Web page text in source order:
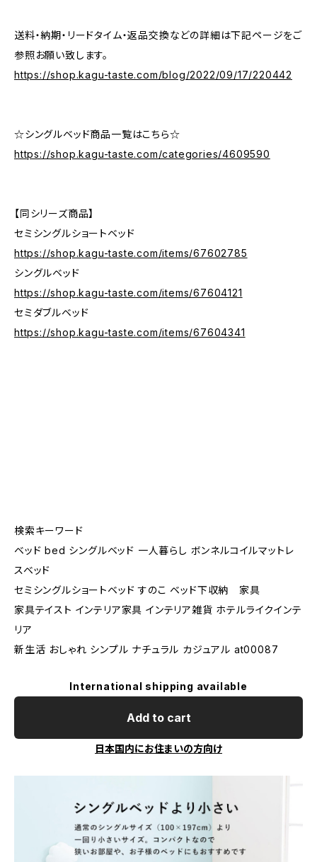
送料・納期・リードタイム・返品交換などの詳細は下記ページをご
参照お願い致します。
https://shop.kagu-taste.com/blog/2022/09/17/220442
☆シングルベッド商品一覧はこちら☆
https://shop.kagu-taste.com/categories/4609590
【同シリーズ商品】
セミシングルショートベッド
https://shop.kagu-taste.com/items/67602785
シングルベッド
https://shop.kagu-taste.com/items/67604121
セミダブルベッド
https://shop.kagu-taste.com/items/67604341
検索キーワード
ベッド bed シングルベッド 一人暮らし ボンネルコイルマットレ
スベッド
セミシングルショートベッド すのこ ベッド下収納 家具
家具テイスト インテリア家具 インテリア雑貨 ホテルライクインテ
リア
新生活 おしゃれ シンプル ナチュラル カジュアル at00087
International shipping available
Add to cart
日本国内にお住まいの方向け